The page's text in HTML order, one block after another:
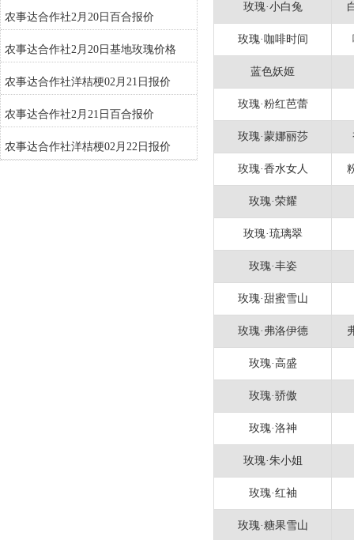
农事达合作社2月20日百合报价
农事达合作社2月20日基地玫瑰价格
农事达合作社洋桔梗02月21日报价
农事达合作社2月21日百合报价
农事达合作社洋桔梗02月22日报价
玫瑰·小白兔
玫瑰·咖啡时间
蓝色妖姬
玫瑰·粉红芭蕾
玫瑰·蒙娜丽莎
玫瑰·香水女人
玫瑰·荣耀
玫瑰·琉璃翠
玫瑰·丰姿
玫瑰·甜蜜雪山
玫瑰·弗洛伊德
玫瑰·高盛
玫瑰·骄傲
玫瑰·洛神
玫瑰·朱小姐
玫瑰·红袖
玫瑰·糖果雪山